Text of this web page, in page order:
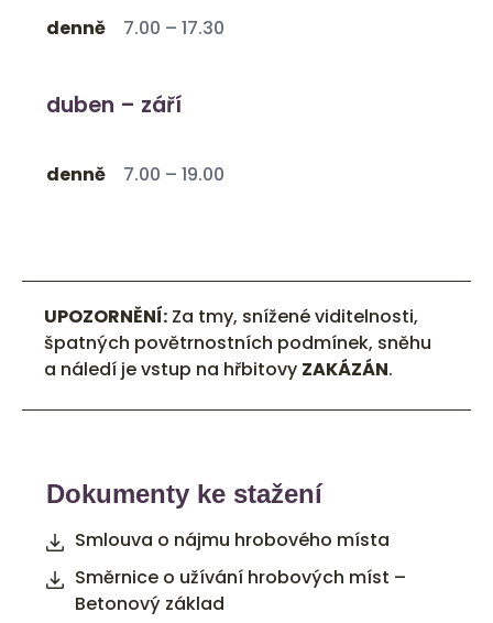
denně 7.00 – 17.30
duben – září
denně 7.00 – 19.00
UPOZORNĚNÍ: Za tmy, snížené viditelnosti,
špatných povětrnostních podmínek, sněhu
a náledí je vstup na hřbitovy ZAKÁZÁN.
Dokumenty ke stažení
Smlouva o nájmu hrobového místa
Směrnice o užívání hrobových míst –
Betonový základ